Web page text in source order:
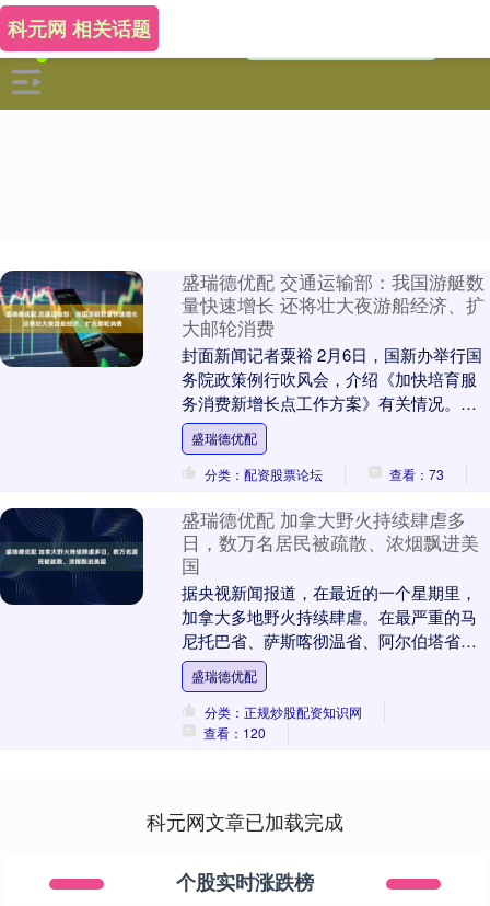
科元网 相关话题
盛瑞德优配 交通运输部：我国游艇数
量快速增长 还将壮大夜游船经济、扩
大邮轮消费
封面新闻记者粟裕 2月6日，国新办举行国
务院政策例行吹风会，介绍《加快培育服
务消费新增长点工作方案》有关情况。交
通运输部综合规划司负责人刘东介绍，培
育发展游艇消....
盛瑞德优配
分类：配资股票论坛
查看：73
盛瑞德优配 加拿大野火持续肆虐多
日，数万名居民被疏散、浓烟飘进美
国
据央视新闻报道，在最近的一个星期里，
加拿大多地野火持续肆虐。在最严重的马
尼托巴省、萨斯喀彻温省、阿尔伯塔省等
地，目前已有约2.63万名居民被疏散。 加
拿大跨部门....
盛瑞德优配
分类：正规炒股配资知识网
查看：120
科元网文章已加载完成
个股实时涨跌榜